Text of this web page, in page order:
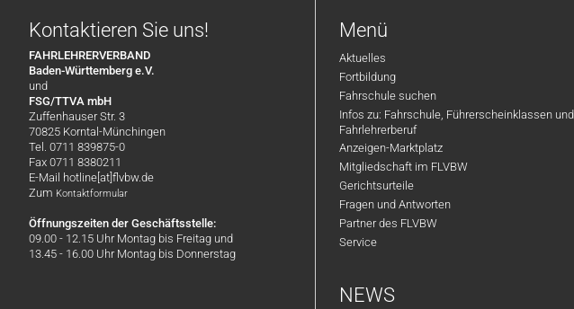
Kontaktieren Sie uns!
FAHRLEHRERVERBAND
Baden-Württemberg e.V.
und
FSG/TTVA mbH
Zuffenhauser Str. 3
70825 Korntal-Münchingen
Tel. 0711 839875-0
Fax 0711 8380211
E-Mail hotline[at]flvbw.de
Zum Kontaktformular
Öffnungszeiten der Geschäftsstelle:
09.00 - 12.15 Uhr Montag bis Freitag und
13.45 - 16.00 Uhr Montag bis Donnerstag
Menü
Aktuelles
Fortbildung
Fahrschule suchen
Infos zu: Fahrschule, Führerscheinklassen und
Fahrlehrerberuf
Anzeigen-Marktplatz
Mitgliedschaft im FLVBW
Gerichtsurteile
Fragen und Antworten
Partner des FLVBW
Service
NEWS